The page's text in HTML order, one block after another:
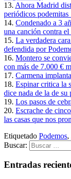
13. Ahora Madrid
periódicos podemitas
14. Condenado a 3
una canción contra el
15. La verdadera
defendida por
16. Montero se
con más de 7.000 €
17. Carmena
18. Espinar critica la
dice nada de la de su
19. Los pasos de
20. Escrache de
las casas que nos
Etiquetado Podemos,
Buscar:
Entradas